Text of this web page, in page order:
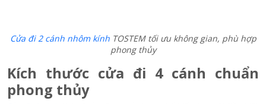
Cửa đi 2 cánh nhôm kínhTOSTEM tối ưu không gian, phù hợp
phong thủy
Kích thước cửa đi 4 cánh chuẩn
phong thủy